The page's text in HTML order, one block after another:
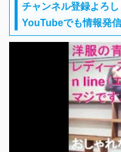
チャンネル登録よろ
YouTubeでも情報発信